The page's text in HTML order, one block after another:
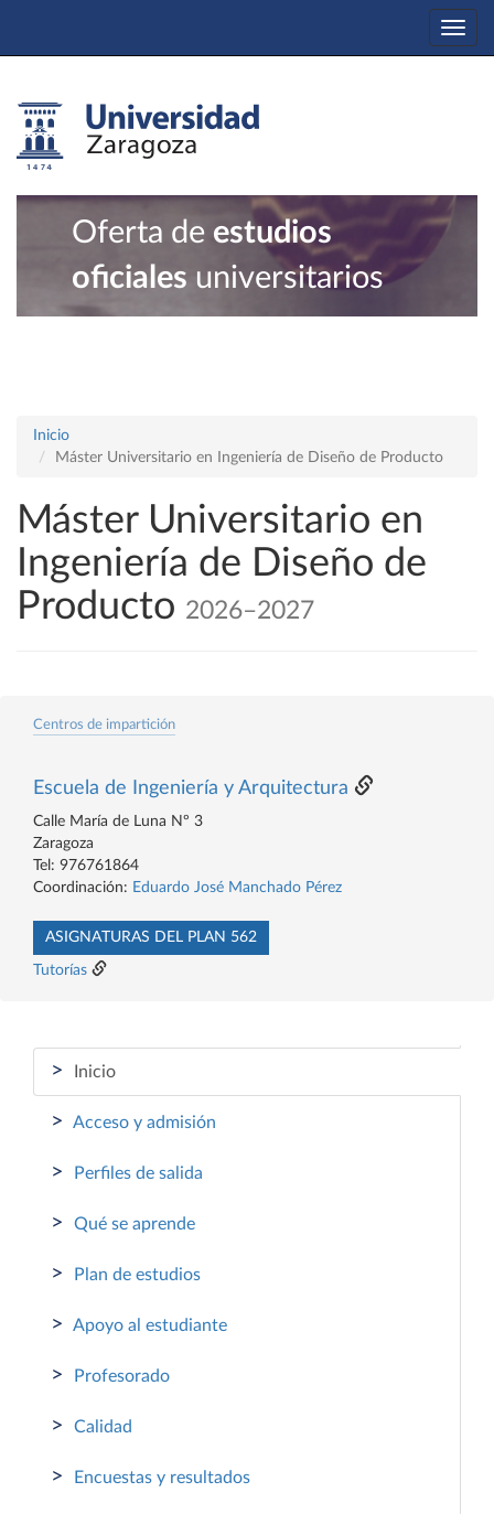
Oferta de estudios
oficiales universitarios
Inicio
Máster Universitario en Ingeniería de Diseño de Producto
Máster Universitario en
Ingeniería de Diseño de
Producto 2026–2027
Centros de impartición
Escuela de Ingeniería y Arquitectura
Calle María de Luna Nº 3
Zaragoza
Tel: 976761864
Coordinación: Eduardo José Manchado Pérez
ASIGNATURAS DEL PLAN 562
Tutorías
> Inicio
> Acceso y admisión
> Perfiles de salida
> Qué se aprende
> Plan de estudios
> Apoyo al estudiante
> Profesorado
> Calidad
> Encuestas y resultados